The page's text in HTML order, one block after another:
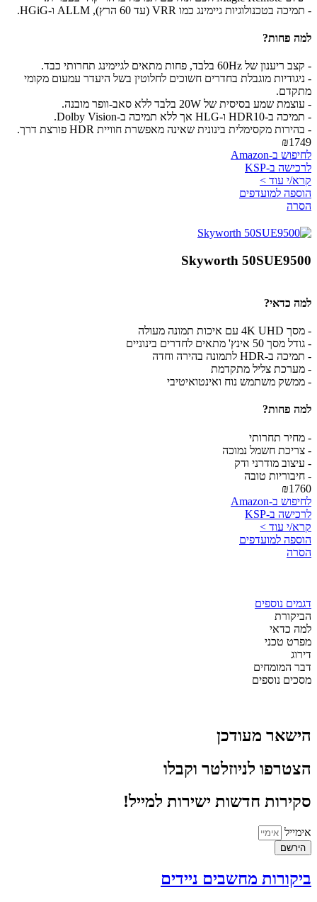
- תמיכה בטכנולוגיות גיימינג כמו VRR (עד 60 הרץ), ALLM ו-HGiG.
למה פחות?
- קצב ריענון של 60Hz בלבד, פחות מתאים לגיימינג תחרותי כבד.
- ניגודיות מוגבלת בחדרים חשוכים לחלוטין בשל היעדר עמעום מקומי
מתקדם.
- עוצמת שמע בסיסית של 20W בלבד ללא סאב-וופר מובנה.
- תמיכה ב-HDR10 ו-HLG אך ללא תמיכה ב-Dolby Vision.
- בהירות מקסימלית בינונית שאינה מאפשרת חוויית HDR פורצת דרך.
₪1749
לחיפוש ב-Amazon
לרכישה ב-KSP
קרא/י עוד >
הוספה למועדפים
הסרה
Skyworth 50SUE9500
למה כדאי?
- מסך 4K UHD עם איכות תמונה מעולה
- גודל מסך 50 אינץ' מתאים לחדרים בינוניים
- תמיכה ב-HDR לתמונה בהירה וחדה
- מערכת צליל מתקדמת
- ממשק משתמש נוח ואינטואיטיבי
למה פחות?
- מחיר תחרותי
- צריכת חשמל נמוכה
- עיצוב מודרני ודק
- חיבוריות טובה
₪1760
לחיפוש ב-Amazon
לרכישה ב-KSP
קרא/י עוד >
הוספה למועדפים
הסרה
דגמים נוספים
הביקורת
למה כדאי
מפרט טכני
דירוג
דבר המומחים
מסכים נוספים
הישאר מעודכן
הצטרפו לניוזלטר וקבלו
סקירות חדשות ישירות למייל!
אימייל
הירשם
ביקורות מחשבים ניידים